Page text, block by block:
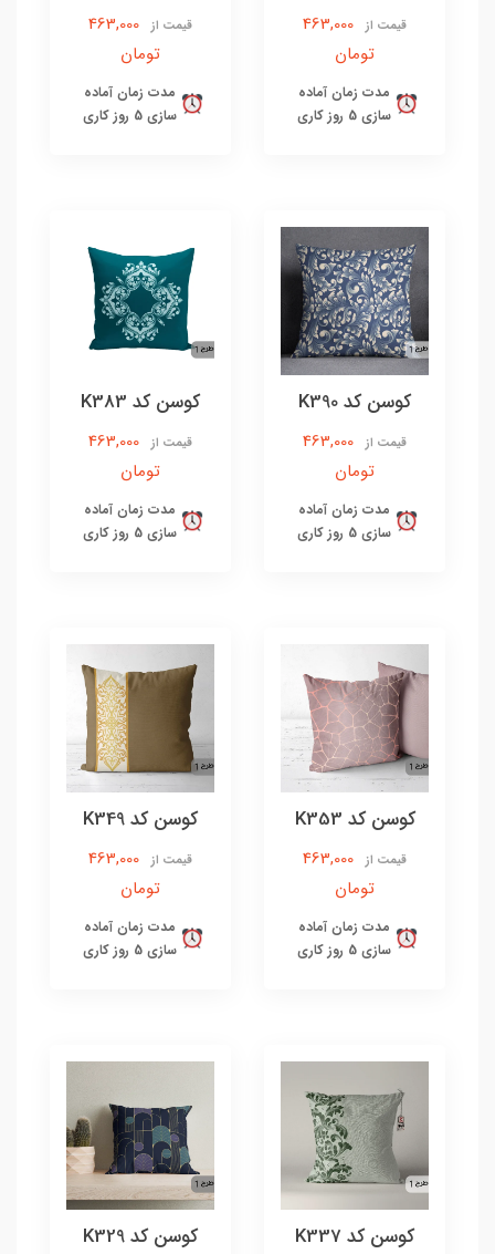
قیمت از
463,000
تومان
مدت زمان آماده
سازی 5 روز کاری
قیمت از
463,000
تومان
مدت زمان آماده
سازی 5 روز کاری
کوسن کد K390
قیمت از
463,000
تومان
مدت زمان آماده
سازی 5 روز کاری
کوسن کد K383
قیمت از
463,000
تومان
مدت زمان آماده
سازی 5 روز کاری
کوسن کد K353
قیمت از
463,000
تومان
مدت زمان آماده
سازی 5 روز کاری
کوسن کد K349
قیمت از
463,000
تومان
مدت زمان آماده
سازی 5 روز کاری
کوسن کد K337 کوسن کد K329